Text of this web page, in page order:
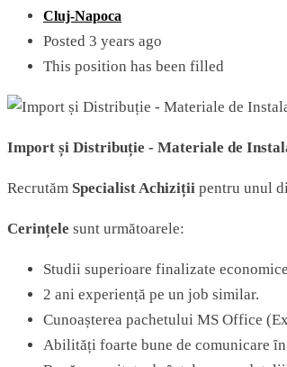
Cluj-Napoca
Posted 3 years ago
This position has been filled
Import și Distribuție - Materiale de
Recrutăm Specialist Achiziții pentru unul
Cerințele sunt următoarele:
Studii superioare finalizate
2 ani experienṭă pe un job similar.
Cunoașterea pachetului MS Office
Abilități foarte bune dе comunicare